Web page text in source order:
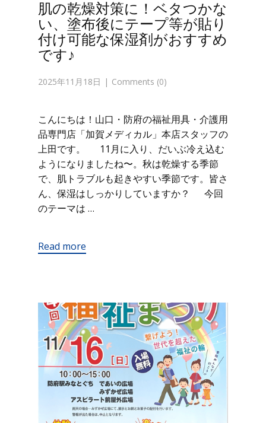
肌の乾燥対策に！ベタつかな
い、塗布後にテープ等が貼り
付け可能な保湿剤がおすすめ
です♪
2025年11月18日 Comments (0)
こんにちは！山口・防府の福祉用具・介護用
品専門店「加賀メディカル」本店スタッフの
上田です。 11月に入り、だいぶ冷え込む
ようになりましたね〜。秋は乾燥する季節
で、肌トラブルも起きやすい季節です。皆さ
ん、保湿はしっかりしていますか？ 今回
のテーマは …
Read more